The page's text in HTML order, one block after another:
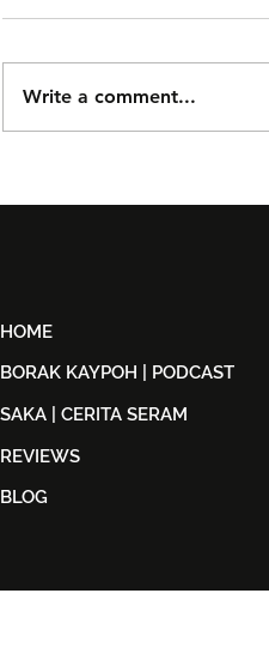
Write a comment...
HOME
BORAK KAYPOH | PODCAST
SAKA | CERITA SERAM
REVIEWS
BLOG